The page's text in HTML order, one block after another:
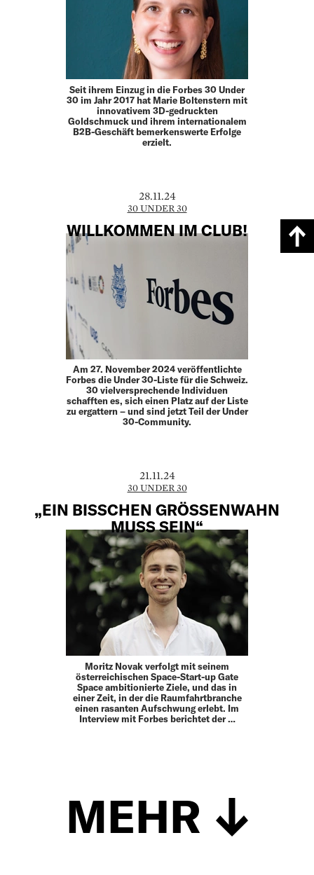
Seit ihrem Einzug in die Forbes 30 Under
30 im Jahr 2017 hat Marie Boltenstern mit
innovativem 3D-gedruckten
Goldschmuck und ihrem internationalem
B2B-Geschäft bemerkenswerte Erfolge
erzielt.
28.11.24
30 UNDER 30
WILLKOMMEN IM CLUB!
Am 27. November 2024 veröffentlichte
Forbes die Under 30-Liste für die Schweiz.
30 vielversprechende Individuen
schafften es, sich einen Platz auf der Liste
zu ergattern – und sind jetzt Teil der Under
30-Community.
21.11.24
30 UNDER 30
„EIN BISSCHEN GRÖSSENWAHN
MUSS SEIN“
Moritz Novak verfolgt mit seinem
österreichischen Space-Start-up Gate
Space ambitionierte Ziele, und das in
einer Zeit, in der die Raumfahrtbranche
einen rasanten Aufschwung erlebt. Im
Interview mit Forbes berichtet der …
MEHR